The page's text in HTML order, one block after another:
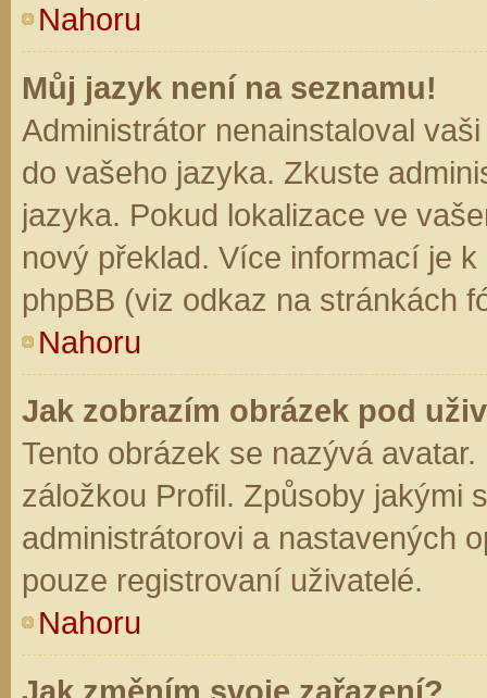
Nahoru
Můj jazyk není na seznamu!
Administrátor nenainstaloval
do vašeho jazyka. Zkuste
jazyka. Pokud lokalizace ve
nový překlad. Více informací je
phpBB (viz odkaz na stránkách
Nahoru
Jak zobrazím obrázek pod
Tento obrázek se nazývá
záložkou Profil. Způsoby jakými
administrátorovi a nastavených
pouze registrovaní uživatelé.
Nahoru